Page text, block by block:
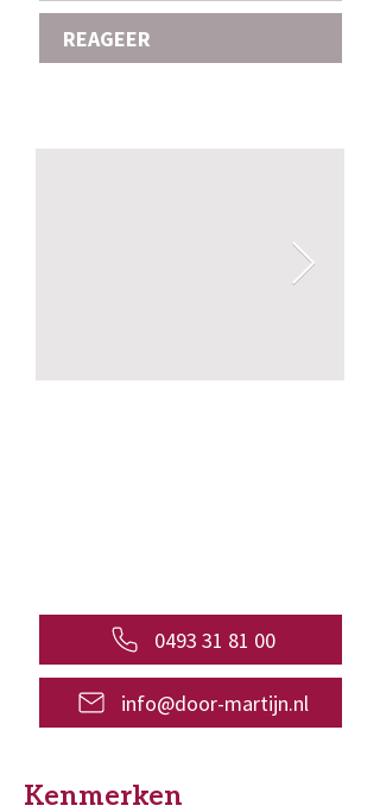
REAGEER
0493 31 81 00
info@door-martijn.nl
Kenmerken